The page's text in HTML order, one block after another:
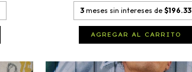
3 meses sin intereses de$196.33
AGREGAR AL CARRITO